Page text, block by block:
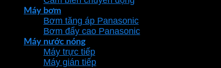
Máy bơm
Bơm tăng áp Panasonic
Bơm đẩy cao Panasonic
Máy nước nóng
Máy trực tiếp
Máy gián tiếp